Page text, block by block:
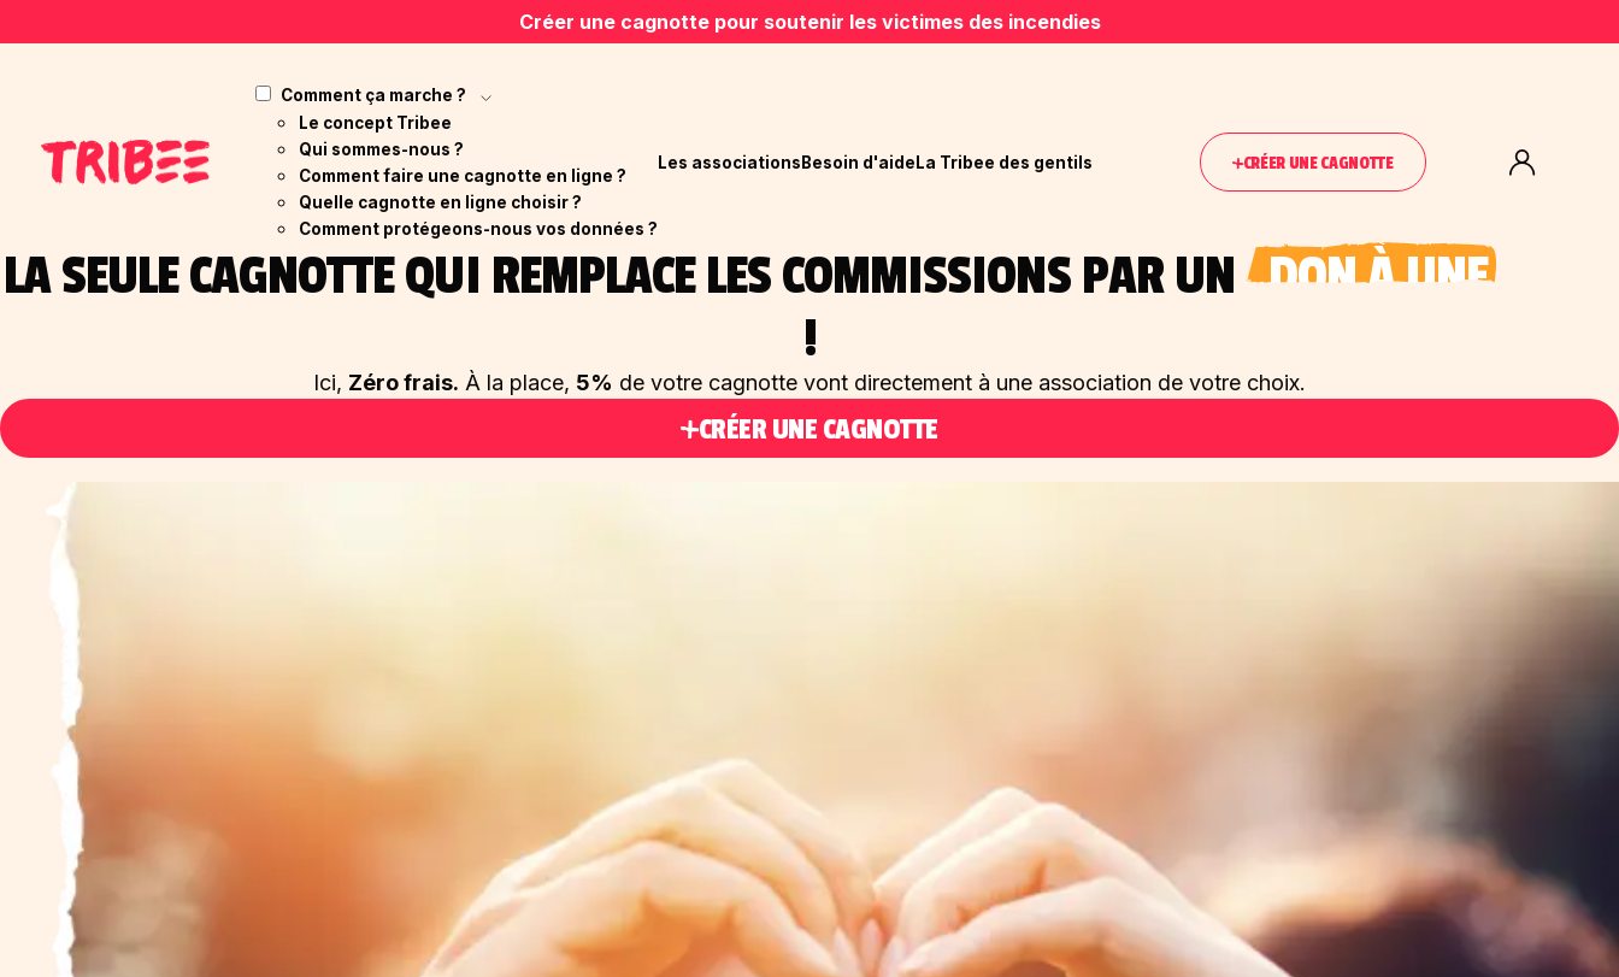
Créer une cagnotte pour soutenir les victimes des incendies
Comment ça marche ?
Le concept Tribee
Qui sommes-nous ?
Comment faire une cagnotte en ligne ?
Quelle cagnotte en ligne choisir ?
Comment protégeons-nous vos données ?
Les associationsBesoin d'aideLa Tribee des gentils CRÉER UNE CAGNOTTE
LA SEULE CAGNOTTE QUI REMPLACE LES COMMISSIONS PAR UN DON À UNE ASSO
!
Ici, Zéro frais. À la place, 5% de votre cagnotte vont directement à une association de votre choix.
CRÉER UNE CAGNOTTE